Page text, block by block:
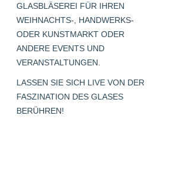
GLASBLÄSEREI FÜR IHREN
WEIHNACHTS-, HANDWERKS-
ODER KUNSTMARKT ODER
ANDERE EVENTS UND
VERANSTALTUNGEN.
LASSEN SIE SICH LIVE VON DER
FASZINATION DES GLASES
BERÜHREN!